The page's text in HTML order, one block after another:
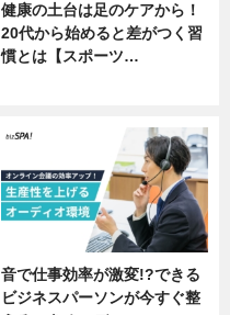
健康の土台は足のケアから！
20代から始めると差がつく習
慣とは【スポーツ…
音で仕事効率が激変!?できる
ビジネスパーソンが今すぐ整